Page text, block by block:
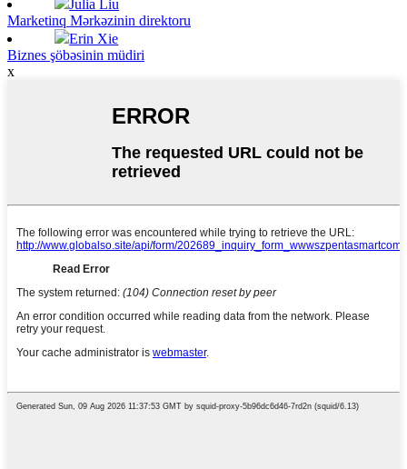
Julia Liu
Marketinq Mərkəzinin direktoru
Erin Xie
Biznes şöbəsinin müdiri
x